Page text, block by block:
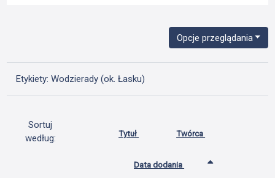
Opcje przeglądania
Etykiety: Wodzierady (ok. Łasku)
Sortuj
według:
Tytuł Twórca
Data dodania